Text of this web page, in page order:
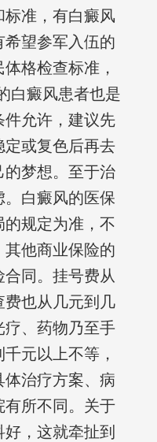
准，有白癜风
望参军入伍的
格检查标准，
白癜风患者也是
允许，建议先
或复色后再去
的梦想。至于治
白癜风的医保
规定为准，不
其他商业保险的
同。挂号费从
费也从几元到几
、药物乃至手
元以上不等，
治疗方案、病
所不同。关于
，这就牵扯到